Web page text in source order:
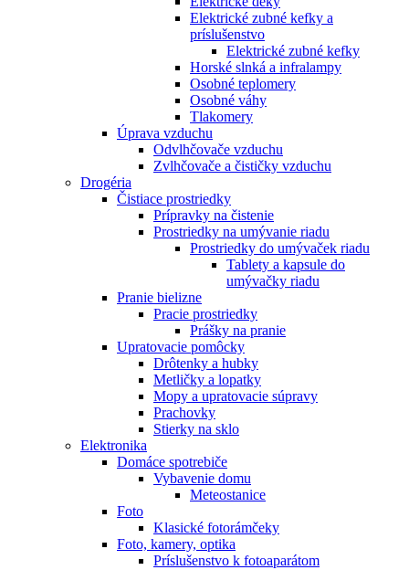
Elektrické zubné kefky a
príslušenstvo
Elektrické zubné kefky
Horské slnká a infralampy
Osobné teplomery
Osobné váhy
Tlakomery
Úprava vzduchu
Odvlhčovače vzduchu
Zvlhčovače a čističky vzduchu
Drogéria
Čistiace prostriedky
Prípravky na čistenie
Prostriedky na umývanie riadu
Prostriedky do umývaček riadu
Tablety a kapsule do
umývačky riadu
Pranie bielizne
Pracie prostriedky
Prášky na pranie
Upratovacie pomôcky
Drôtenky a hubky
Metličky a lopatky
Mopy a upratovacie súpravy
Prachovky
Stierky na sklo
Elektronika
Domáce spotrebiče
Vybavenie domu
Meteostanice
Foto
Klasické fotorámčeky
Foto, kamery, optika
Príslušenstvo k fotoaparátom